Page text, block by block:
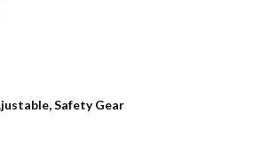
Safety Gear